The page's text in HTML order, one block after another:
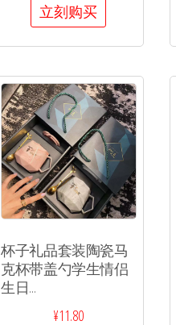
立刻购买
杯子礼品套装陶瓷马
克杯带盖勺学生情侣
生日...
¥11.80